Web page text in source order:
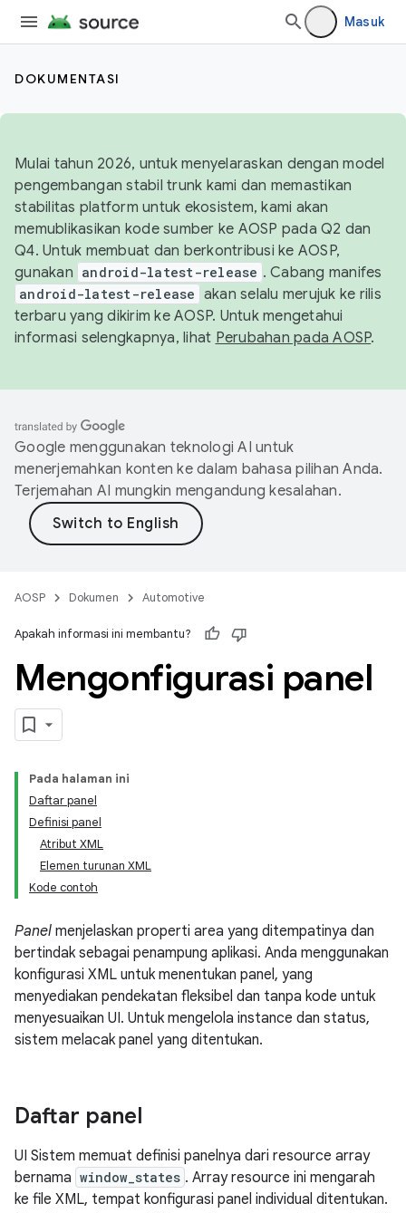
Masuk
DOKUMENTASI
Mulai tahun 2026, untuk menyelaraskan dengan model
pengembangan stabil trunk kami dan memastikan
stabilitas platform untuk ekosistem, kami akan
memublikasikan kode sumber ke AOSP pada Q2 dan
Q4. Untuk membuat dan berkontribusi ke AOSP,
gunakan android-latest-release . Cabang manifes
android-latest-release akan selalu merujuk ke rilis
terbaru yang dikirim ke AOSP. Untuk mengetahui
informasi selengkapnya, lihat Perubahan pada AOSP.
Google menggunakan teknologi AI untuk
menerjemahkan konten ke dalam bahasa pilihan Anda.
Terjemahan AI mungkin mengandung kesalahan.
AOSP Dokumen Automotive
Apakah informasi ini membantu?
Mengonfigurasi panel
Pada halaman ini
Daftar panel
Definisi panel
Atribut XML
Elemen turunan XML
Kode contoh
Panel menjelaskan properti area yang ditempatinya dan
bertindak sebagai penampung aplikasi. Anda menggunakan
konfigurasi XML untuk menentukan panel, yang
menyediakan pendekatan fleksibel dan tanpa kode untuk
menyesuaikan UI. Untuk mengelola instance dan status,
sistem melacak panel yang ditentukan.
Daftar panel
UI Sistem memuat definisi panelnya dari resource array
bernama window_states . Array resource ini mengarah
ke file XML, tempat konfigurasi panel individual ditentukan.